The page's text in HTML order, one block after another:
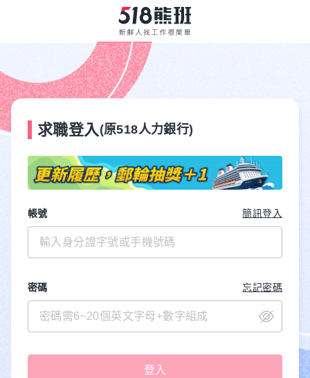
求職登入 (原518人力銀行)
帳號 簡訊登入
密碼 忘記密碼